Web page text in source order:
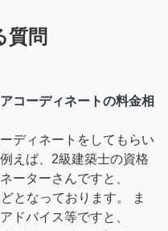
質問
コーディネートの料金相
ディネートをしてもらい
えば、2級建築士の資格
ーターさんですと、
となっております。 ま
ドバイス等ですと、